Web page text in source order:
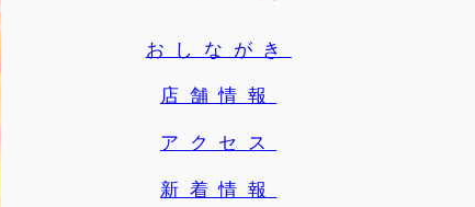
おしながき
店舗情報
アクセス
新着情報